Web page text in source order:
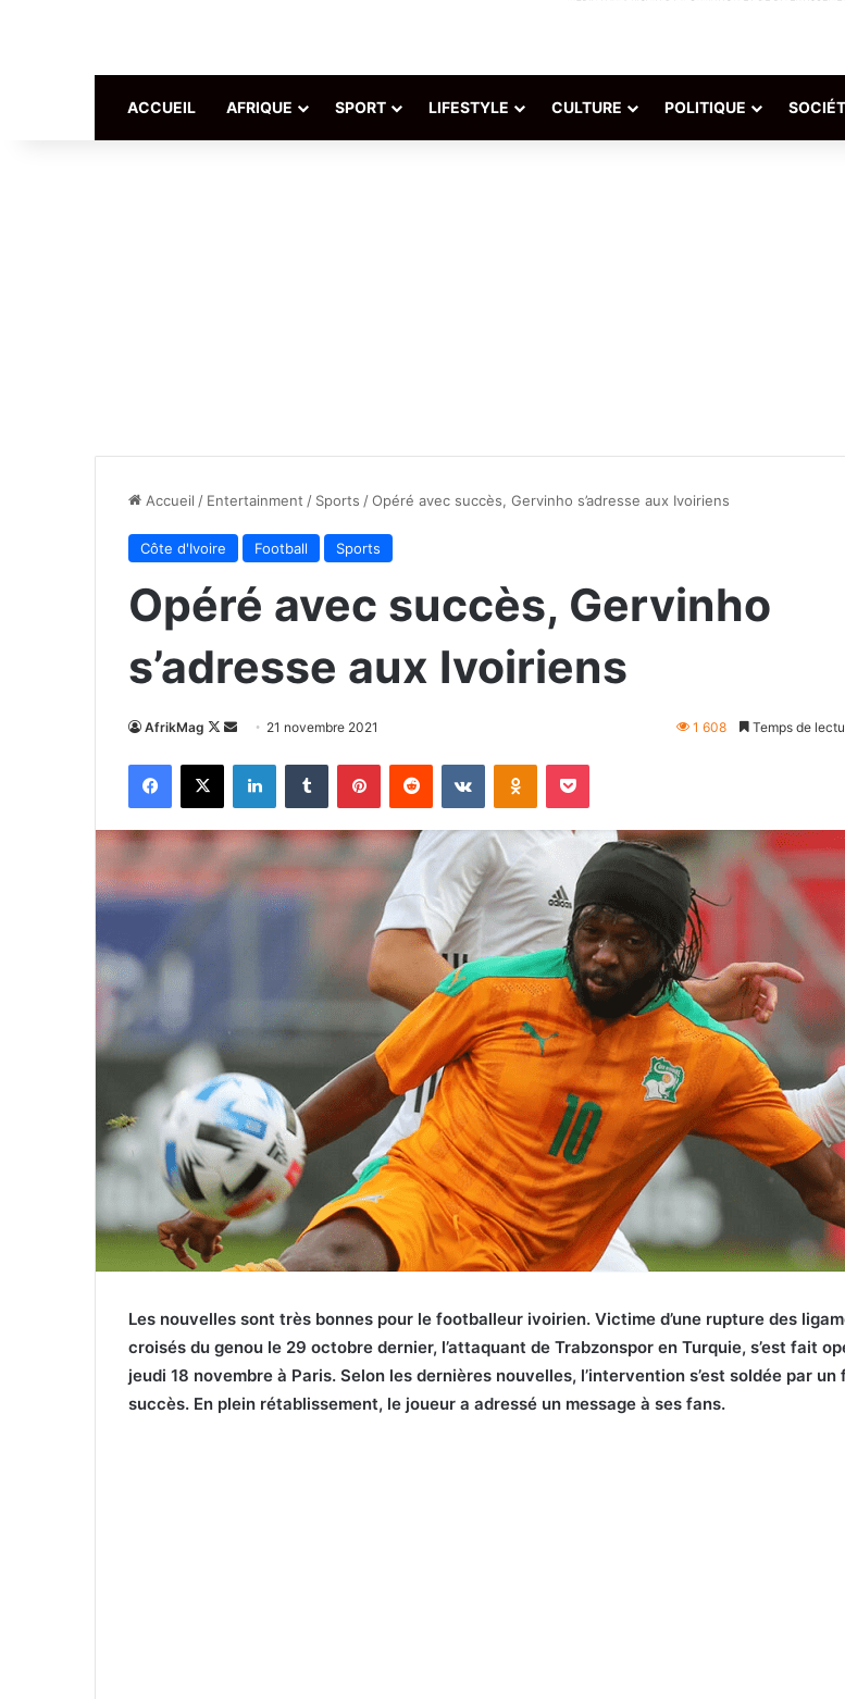
ACCUEIL AFRIQUE SPORT LIFESTYLE CULTURE POLITIQUE
Accueil / Entertainment / Sports /Opéré avec succès, Gervinho s’adresse aux Ivoiriens
Côte d'Ivoire Football Sports
Opéré avec succès, Gervinho
s’adresse aux Ivoiriens
AfrikMag
Follow
Envoyer
courriel
21 novembre 2021 1 608 Temps de
Facebook
X LinkedinTumblr PinterestReddit VKontakteOdnoklassniki
Pocket
Les nouvelles sont très bonnes pour le footballeur ivoirien. Victime d’une rupture des
croisés du genou le 29 octobre dernier, l’attaquant de Trabzonspor en Turquie, s’est fait
jeudi 18 novembre à Paris. Selon les dernières nouvelles, l’intervention s’est soldée par un
succès. En plein rétablissement, le joueur a adressé un message à ses fans.